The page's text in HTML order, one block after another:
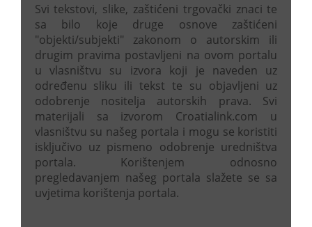
Svi tekstovi, slike, zaštićeni trgovački znaci te
sa bilo koje druge osnove zaštićeni
"objekti/subjekti" zakonom o autorskim ili
drugim pravima postavljeni na ovom portalu
u vlasništvu su izvora koji je naveden uz
određenu sliku ili tekst te su objavljeni uz
odobrenje nositelja autorskih prava. Svi
materijali sa izvorom Croatialink.com u
vlasništvu su našeg portala i mogu se koristiti
isključivo uz pismeno odobrenje uredništva
portala. Korištenjem odnosno
pregledavanjem našeg portala slažete se sa
uvjetima korištenja portala.